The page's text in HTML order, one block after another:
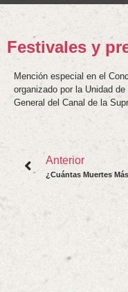
Festivales y
Mención especial en el
organizado por la Unidad
General del Canal de la
Anterior
¿Cuántas Muertes